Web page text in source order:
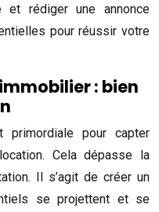
et rédiger une annonce
pour réussir votre
: bien
primordiale pour capter
Cela dépasse la
Il s’agit de créer un
se projettent et se